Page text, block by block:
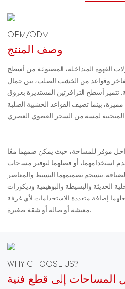
OEM/ODM
وصف المنتج
القهوة المتداخلة، المصنوعة من أسطح
وقواعد من الخشب الصلب، بين جمال
تتميز أسطح الترافرتين المستديرة بعروق
بينما تضيف القواعد الخشبية الصلبة
موفر للمساحة، حيث يمكن ضمهما معًا
استخدامهما، أو فصلهما لتوفير مساحات
ينسجم تصميمهما البسيط والمعاصر
الحديثة والبسيطة والبوهيمية وديكورات
إضافة متعددة الاستخدامات لأي غرفة
معيشة أو صالة أو شقة صغيرة.
WHY CHOOSE US?
المساحات إلى قطع فنية